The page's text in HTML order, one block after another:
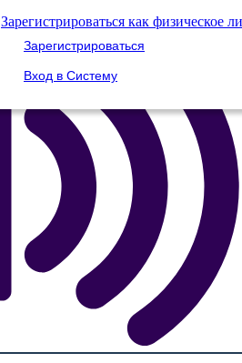
Зарегистрироваться как физическое
Зарегистрироваться
Вход в Систему